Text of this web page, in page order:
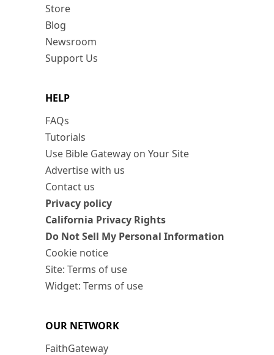
Store
Blog
Newsroom
Support Us
HELP
FAQs
Tutorials
Use Bible Gateway on Your Site
Advertise with us
Contact us
Privacy policy
California Privacy Rights
Do Not Sell My Personal Information
Cookie notice
Site: Terms of use
Widget: Terms of use
OUR NETWORK
FaithGateway